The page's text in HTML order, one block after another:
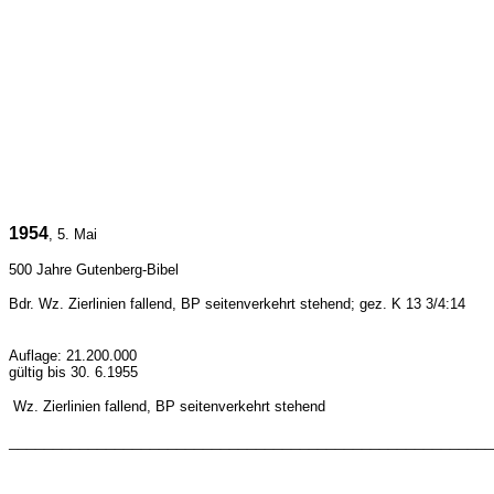
1954, 5. Mai
500 Jahre Gutenberg-Bibel
Bdr. Wz. Zierlinien fallend, BP seitenverkehrt stehend; gez. K 13 3/4:14
Auflage: 21.200.000
gültig bis 30. 6.1955
Wz. Zierlinien fallend, BP seitenverkehrt stehend